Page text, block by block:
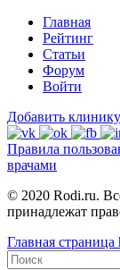
Главная
Рейтинг
Статьи
Форум
Войти
Добавить клинику
Правила
врачами
© 2020 Rodi.ru.
принадлежат
Главная страница